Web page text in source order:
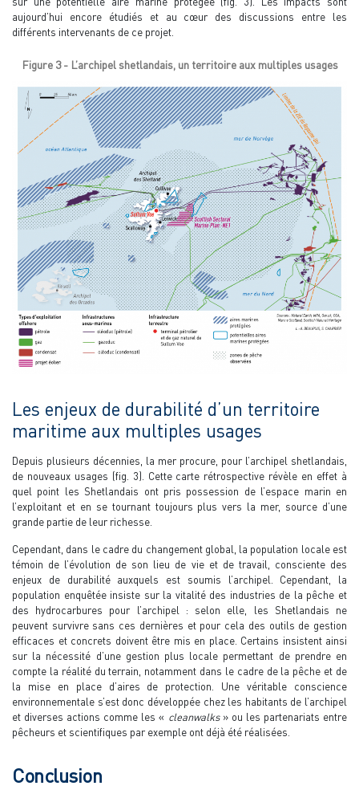
aujourd’hui encore étudiés et au cœur des discussions entre les
différents intervenants de ce projet.
Figure 3 - L’archipel shetlandais, un territoire aux multiples usages
Les enjeux de durabilité d’un territoire
maritime aux multiples usages
Depuis plusieurs décennies, la mer procure, pour l’archipel shetlandais,
de nouveaux usages (fig. 3). Cette carte rétrospective révèle en effet à
quel point les Shetlandais ont pris possession de l’espace marin en
l’exploitant et en se tournant toujours plus vers la mer, source d’une
grande partie de leur richesse.
Cependant, dans le cadre du changement global, la population locale est
témoin de l’évolution de son lieu de vie et de travail, consciente des
enjeux de durabilité auxquels est soumis l’archipel. Cependant, la
population enquêtée insiste sur la vitalité des industries de la pêche et
des hydrocarbures pour l’archipel : selon elle, les Shetlandais ne
peuvent survivre sans ces dernières et pour cela des outils de gestion
efficaces et concrets doivent être mis en place. Certains insistent ainsi
sur la nécessité d’une gestion plus locale permettant de prendre en
compte la réalité du terrain, notamment dans le cadre de la pêche et de
la mise en place d’aires de protection. Une véritable conscience
environnementale s’est donc développée chez les habitants de l’archipel
et diverses actions comme les « cleanwalks» ou les partenariats entre
pêcheurs et scientifiques par exemple ont déjà été réalisées.
Conclusion